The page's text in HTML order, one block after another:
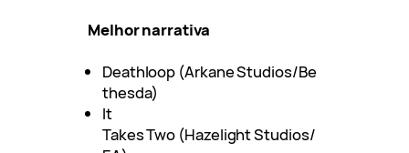
Melhor narrativa
Deathloop (Arkane Studios/Be
thesda)
It
Takes Two (Hazelight Studios/